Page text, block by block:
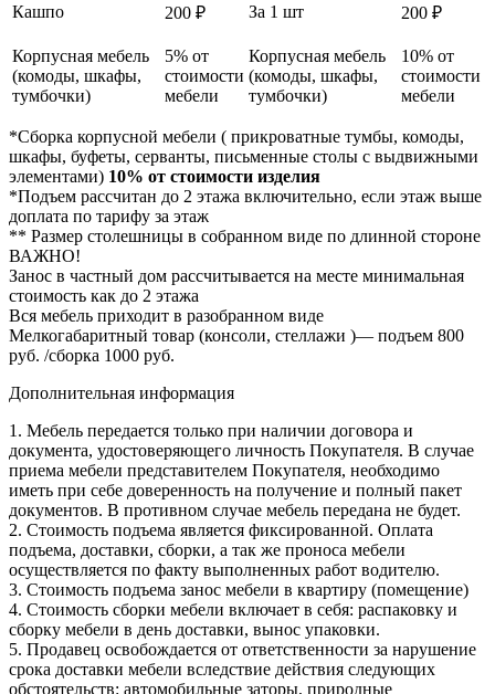
Кашпо 200 ₽ За 1 шт 200 ₽
Корпусная мебель
(комоды, шкафы,
тумбочки)
5% от
стоимости
мебели
Корпусная мебель
(комоды, шкафы,
тумбочки)
10% от
стоимости
мебели
*Сборка корпусной мебели ( прикроватные тумбы, комоды,
шкафы, буфеты, серванты, письменные столы с выдвижными
элементами) 10% от стоимости изделия
*Подъем рассчитан до 2 этажа включительно, если этаж выше
доплата по тарифу за этаж
** Размер столешницы в собранном виде по длинной стороне
ВАЖНО!
Занос в частный дом рассчитывается на месте минимальная
стоимость как до 2 этажа
Вся мебель приходит в разобранном виде
Мелкогабаритный товар (консоли, стеллажи )— подъем 800
руб. /сборка 1000 руб.
Дополнительная информация
1. Мебель передается только при наличии договора и
документа, удостоверяющего личность Покупателя. В случае
приема мебели представителем Покупателя, необходимо
иметь при себе доверенность на получение и полный пакет
документов. В противном случае мебель передана не будет.
2. Стоимость подъема является фиксированной. Оплата
подъема, доставки, сборки, а так же проноса мебели
осуществляется по факту выполненных работ водителю.
3. Стоимость подъема занос мебели в квартиру (помещение)
4. Стоимость сборки мебели включает в себя: распаковку и
сборку мебели в день доставки, вынос упаковки.
5. Продавец освобождается от ответственности за нарушение
срока доставки мебели вследствие действия следующих
обстоятельств: автомобильные заторы, природные